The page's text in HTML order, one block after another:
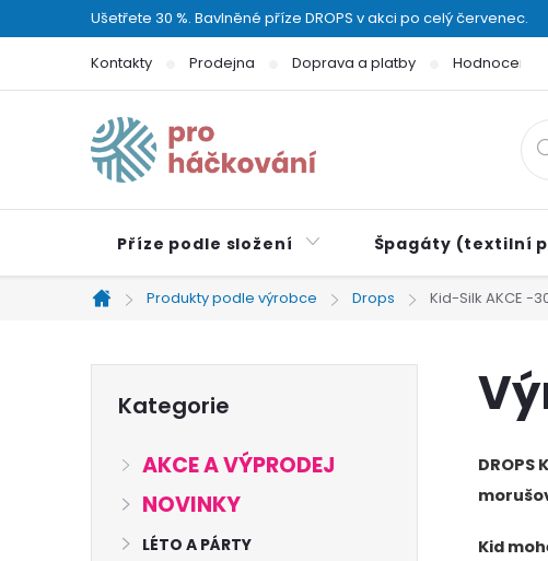
na
Ušetřete 30 %. Bavlněné příze DROPS v akci po celý červenec.
Kontakty Prodejna Doprava a platby Hodnocení
Příze podle složení Špagáty (textilní
Domů
Produkty podle výrobce Drops Kid-Silk AKCE -
kategorie
Kategorie
AKCE A VÝPRODEJ
NOVINKY
LÉTO A PÁRTY
DROPS
Kid